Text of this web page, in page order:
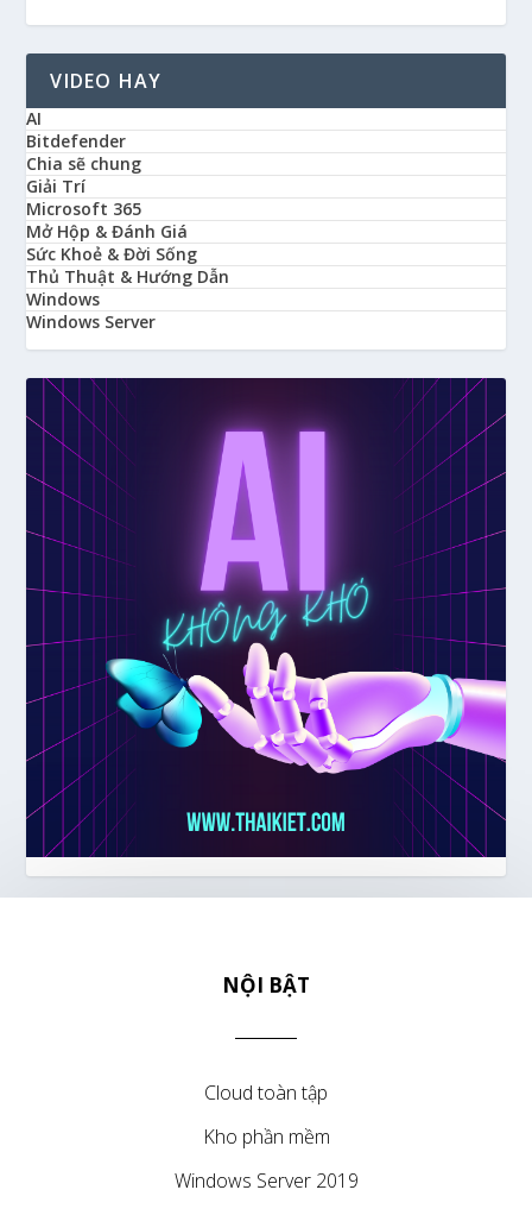
VIDEO HAY
AI
Bitdefender
Chia sẽ chung
Giải Trí
Microsoft 365
Mở Hộp & Đánh Giá
Sức Khoẻ & Đời Sống
Thủ Thuật & Hướng Dẫn
Windows
Windows Server
NỘI BẬT
Cloud toàn tập
Kho phần mềm
Windows Server 2019